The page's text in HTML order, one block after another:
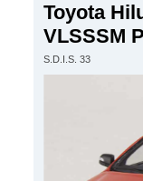
Toyota
VLSSSM
S.D.I.S. 33
PETITS
PRIX